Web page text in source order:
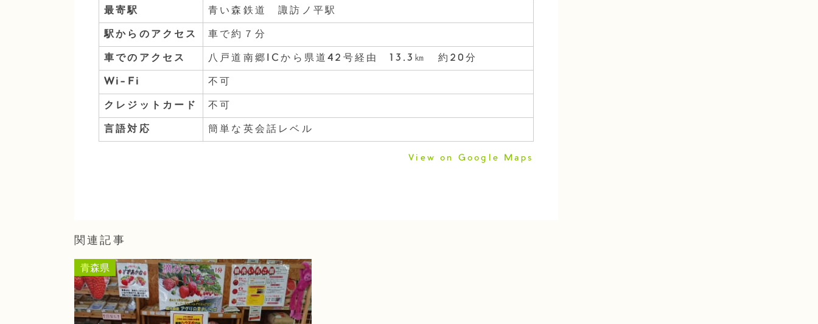
最寄駅 青い森鉄道 諏訪ノ平駅
駅からのアクセス 車で約７分
車でのアクセス 八戸道南郷ICから県道42号経由 13.3㎞ 約20分
Wi-Fi 不可
クレジットカード 不可
言語対応 簡単な英会話レベル
View on Google Maps
関連記事
青森県